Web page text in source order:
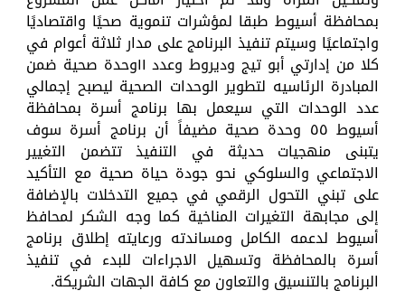
بمحافظة أسيوط طبقا لمؤشرات تنموية صحيًا واقتصاديًا
واجتماعيًا وسيتم تنفيذ البرنامج على مدار ثلاثة أعوام في
كلا من إدارتي أبو تيج وديروط وعدد ١١وحدة صحية ضمن
المبادرة الرئاسيه لتطوير الوحدات الصحية ليصبح إجمالي
عدد الوحدات التي سيعمل بها برنامج أسرة بمحافظة
أسيوط ٥٥ وحدة صحية مضيفاً أن برنامج أسرة سوف
يتبنى منهجيات حديثة في التنفيذ تتضمن التغيير
الاجتماعي والسلوكي نحو جودة حياة صحية مع التأكيد
على تبني التحول الرقمي في جميع التدخلات بالإضافة
إلى مجابهة التغيرات المناخية كما وجه الشكر لمحافظ
أسيوط لدعمه الكامل ومساندته ورعايته إطلاق برنامج
أسرة بالمحافظة وتسهيل الاجراءات للبدء في تنفيذ
البرنامج بالتنسيق والتعاون مع كافة الجهات الشريكة.